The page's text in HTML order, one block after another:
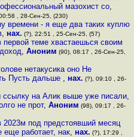
мазохист со,
, 28-Сен-25, (230)
времени - я еще два таких куплю
, нах. (?), 22:51 , 25-Сен-25, (57)
теме хвастаешься своим
, Аноним (90), 08:17 , 26-Сен-25,
нетакусика оно Не
Пусть дальше , нах. (?), 09:10 , 26-
ссылку на Алик выше уже писали,
не прот, Аноним (98), 09:17 , 26-
2023м под предстоявший месяц
работает, нак, нах. (?), 17:29 ,